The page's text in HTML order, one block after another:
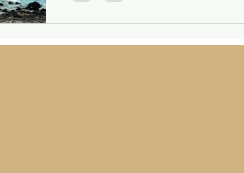
protezione dell'Isola di Lobos